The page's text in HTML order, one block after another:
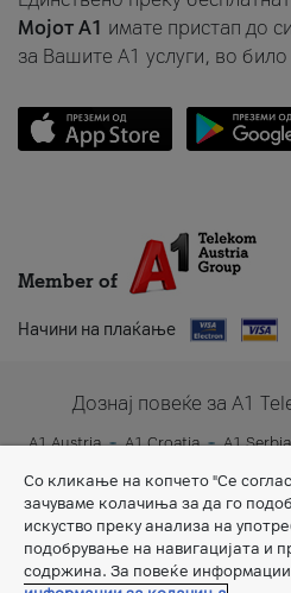
Мојот A1 имате пристап до
за Вашите A1 услуги, во
Member of
Начини на плаќање
Дознај повеќе за A1
A1 Austria A1 Croatia A1 Serbia
Со кликање на копчето "Се
зачуваме колачиња за да го
искуство преку анализа на
подобрување на навигацијата и
содржина. За повеќе